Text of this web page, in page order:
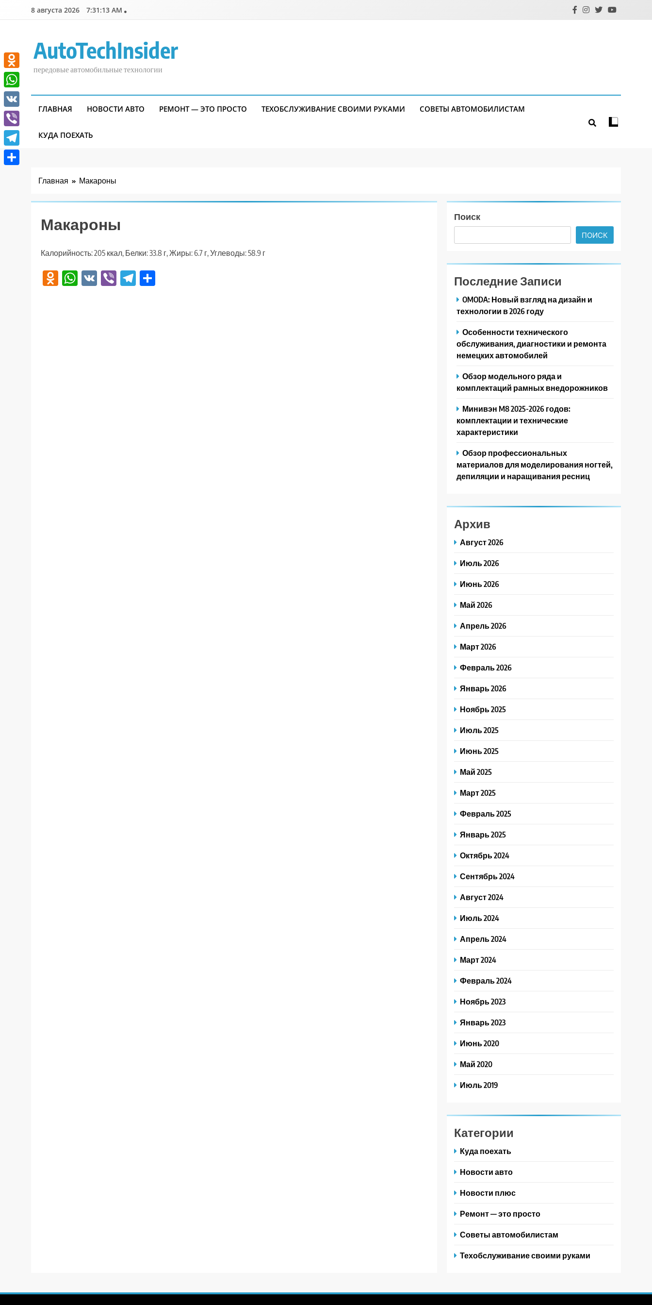
8 августа 2026 7:31:14 AM
AutoTechInsider
передовые автомобильные технологии
ГЛАВНАЯ НОВОСТИ АВТО РЕМОНТ — ЭТО ПРОСТО ТЕХОБСЛУЖИВАНИЕ СВОИМИ РУКАМИ СОВЕТЫ АВТОМОБИЛИСТАМ
КУДА ПОЕХАТЬ
Главная Макароны
Макароны
Калорийность: 205 ккал, Белки: 33.8 г, Жиры: 6.7 г, Углеводы: 58.9 г
Odnoklassniki
WhatsApp
VK ViberTelegram
Поиск
ПОИСК
Последние Записи
OMODA: Новый взгляд на дизайн и
технологии в 2026 году
Особенности технического
обслуживания, диагностики и ремонта
немецких автомобилей
Обзор модельного ряда и
комплектаций рамных внедорожников
Минивэн M8 2025-2026 годов:
комплектации и технические
характеристики
Обзор профессиональных
материалов для моделирования ногтей,
депиляции и наращивания ресниц
Архив
Август 2026
Июль 2026
Июнь 2026
Май 2026
Апрель 2026
Март 2026
Февраль 2026
Январь 2026
Ноябрь 2025
Июль 2025
Июнь 2025
Май 2025
Март 2025
Февраль 2025
Январь 2025
Октябрь 2024
Сентябрь 2024
Август 2024
Июль 2024
Апрель 2024
Март 2024
Февраль 2024
Ноябрь 2023
Январь 2023
Июнь 2020
Май 2020
Июль 2019
Категории
Куда поехать
Новости авто
Новости плюс
Ремонт — это просто
Советы автомобилистам
Техобслуживание своими руками
Odnoklassniki
WhatsApp
VK
Viber
Telegram